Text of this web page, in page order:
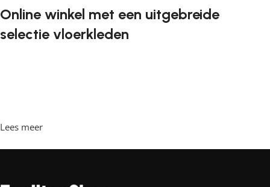
Online winkel met een uitgebreide
selectie vloerkleden
bestellen in een online winkel, waar ze in hun vrije tijd
achter de computer kunnen zitten, de vloerkleden kunnen
bekijken en rustig kunnen kiezen wat ze leuk vinden. Onze
Lees meer